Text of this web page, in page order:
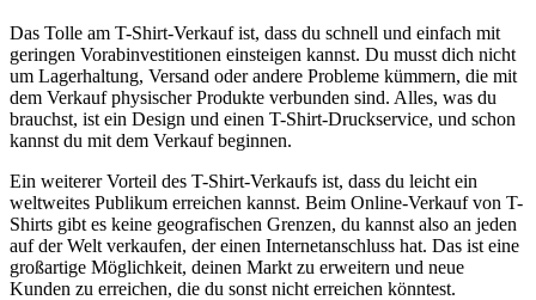
Das Tolle am T-Shirt-Verkauf ist, dass du schnell und einfach mit
geringen Vorabinvestitionen einsteigen kannst. Du musst dich nicht
um Lagerhaltung, Versand oder andere Probleme kümmern, die mit
dem Verkauf physischer Produkte verbunden sind. Alles, was du
brauchst, ist ein Design und einen T-Shirt-Druckservice, und schon
kannst du mit dem Verkauf beginnen.
Ein weiterer Vorteil des T-Shirt-Verkaufs ist, dass du leicht ein
weltweites Publikum erreichen kannst. Beim Online-Verkauf von T-
Shirts gibt es keine geografischen Grenzen, du kannst also an jeden
auf der Welt verkaufen, der einen Internetanschluss hat. Das ist eine
großartige Möglichkeit, deinen Markt zu erweitern und neue
Kunden zu erreichen, die du sonst nicht erreichen könntest.